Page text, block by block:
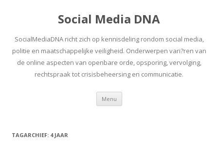
Social Media DNA
SocialMediaDNA richt zich op kennisdeling rondom social media,
politie en maatschappelijke veiligheid. Onderwerpen vari?ren van
de online aspecten van openbare orde, opsporing, vervolging,
rechtspraak tot crisisbeheersing en communicatie.
Menu Spring
inhoud
TAGARCHIEF: 4 JAAR